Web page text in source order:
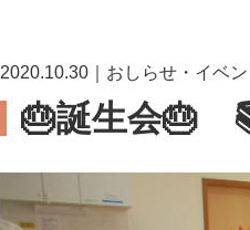
2020.10.30｜おしらせ・イベン
🎂誕生会🎂